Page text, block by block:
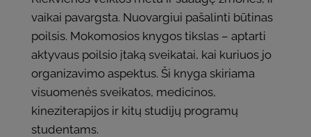
vaikai pavargsta. Nuovargiui pašalinti būtinas
poilsis. Mokomosios knygos tikslas – aptarti
aktyvaus poilsio įtaką sveikatai, kai kuriuos jo
organizavimo aspektus. Ši knyga skiriama
visuomenės sveikatos, medicinos,
kineziterapijos ir kitų studijų programų
studentams.